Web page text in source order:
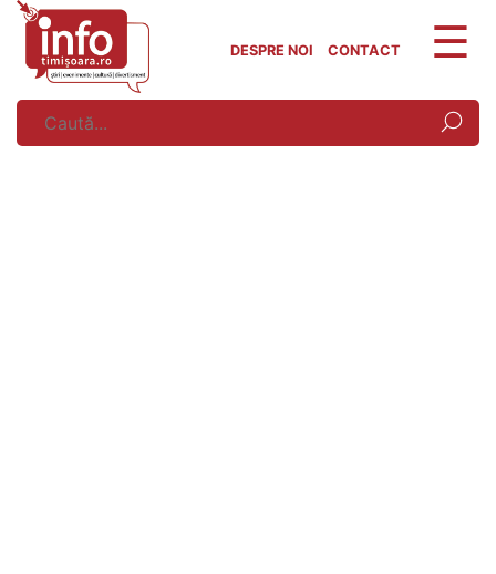
Skip
content
DESPRE NOI CONTACT